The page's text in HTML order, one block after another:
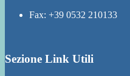
Fax: +39 0532 210133
Sezione Link Utili